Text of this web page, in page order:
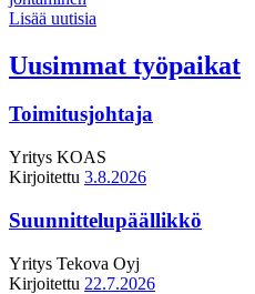
Lisää uutisia
Uusimmat työpaikat
Toimitusjohtaja
Yritys KOAS
Kirjoitettu 3.8.2026
Suunnittelupäällikkö
Yritys Tekova Oyj
Kirjoitettu 22.7.2026